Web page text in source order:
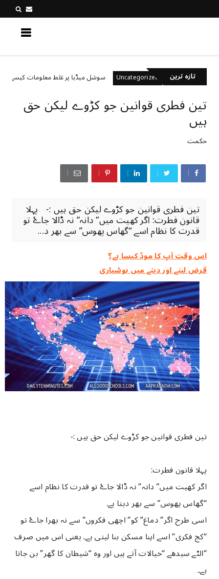
تازہ ترینUncategorized سوشل میڈیا پر غلط معلومات کیسے پہچانیں؟
تین فطری قوانین جو کڑوے لیکن حق
ہیں ‏
حکمت
تین فطری قوانین جو کڑوے لیکن حق ہیں :- پہلا
قانون فطرت: اگر کھیت میں” دانہ” نہ ڈالا جاۓ تو
قدرت کا نظام اسے “گھاس پھوس” سے بھر د...
اس وقت آپ کا موڈ کیسا ہے؟
قرض لینے اور دینے میں ہوشیاری
تین فطری قوانین جو کڑوے لیکن حق ہیں :-
پہلا قانون فطرت:
اگر کھیت میں” دانہ” نہ ڈالا جاۓ تو قدرت کا نظام اسے
“گھاس پھوس” سے بھر دیتا ہے.
اسی طرح اگر” دماغ” کو” اچھی فکروں” سے نہ بھرا جاۓ تو
“کج فکری” اسے اپنا مسکن بنا لیتی ہے۔ یعنی اس میں صرف
“الٹے سیدھے “خیالات آتے ہیں اور وہ “شیطان کا گھر” بن جاتا
ہے۔